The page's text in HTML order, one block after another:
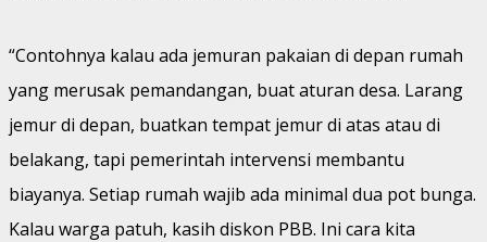
“Contohnya kalau ada jemuran pakaian di depan rumah
yang merusak pemandangan, buat aturan desa. Larang
jemur di depan, buatkan tempat jemur di atas atau di
belakang, tapi pemerintah intervensi membantu
biayanya. Setiap rumah wajib ada minimal dua pot bunga.
Kalau warga patuh, kasih diskon PBB. Ini cara kita